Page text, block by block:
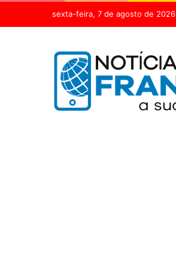
sexta-feira, 7 de agosto de 2026